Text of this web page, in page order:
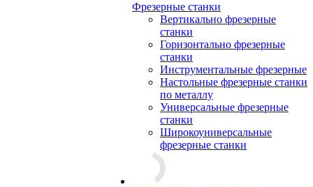
Фрезерные станки
Вертикально фрезерные
станки
Горизонтально фрезерные
станки
Инструментальные фрезерные
Настольные фрезерные станки
по металлу
Универсальные фрезерные
станки
Широкоуниверсальные
фрезерные станки